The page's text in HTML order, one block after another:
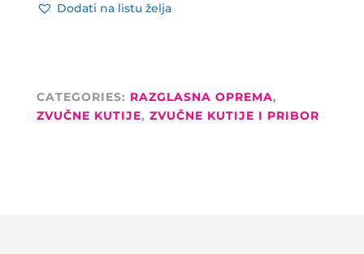
CONTRACTOR
30W,
BIJELI
Dodati na listu želja
CATEGORIES: RAZGLASNA OPREMA,
ZVUČNE KUTIJE, ZVUČNE KUTIJE I PRIBOR